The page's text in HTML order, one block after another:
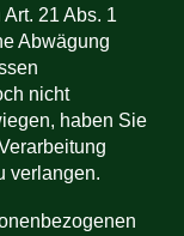
21 Abs. 1
Abwägung
nicht
haben Sie
verlangen.